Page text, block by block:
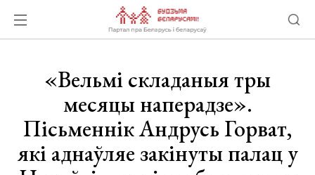
«Вельмі складаныя тры
месяцы наперадзе».
Пісьменнік Андрусь Горват,
які аднаўляе закінуты палац у